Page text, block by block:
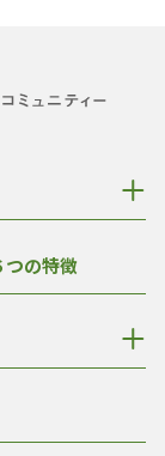
つの特徴